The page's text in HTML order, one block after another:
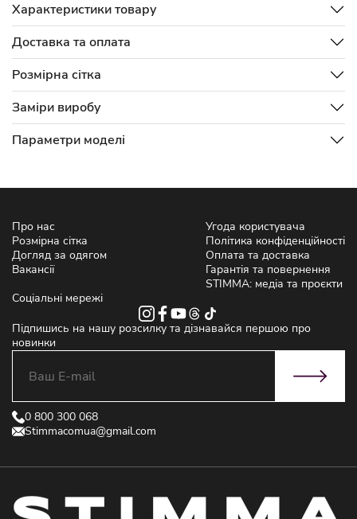
Характеристики товару
Доставка та оплата
Розмірна сітка
Заміри виробу
Параметри моделі
Про нас
Розмірна сітка
Догляд за одягом
Вакансії
Угода користувача
Політика конфіденційності
Оплата та доставка
Гарантія та повернення
STIMMA: медіа та проєкти
Соціальні мережі
Підпишись на нашу розсилку та дізнавайся першою про
новинки
0 800 300 068
Stimmacomua@gmail.com